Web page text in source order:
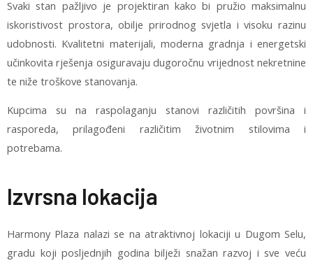
Svaki stan pažljivo je projektiran kako bi pružio maksimalnu
iskoristivost prostora, obilje prirodnog svjetla i visoku razinu
udobnosti. Kvalitetni materijali, moderna gradnja i energetski
učinkovita rješenja osiguravaju dugoročnu vrijednost nekretnine
te niže troškove stanovanja.
Kupcima su na raspolaganju stanovi različitih površina i
rasporeda, prilagođeni različitim životnim stilovima i
potrebama.
Izvrsna lokacija
Harmony Plaza nalazi se na atraktivnoj lokaciji u Dugom Selu,
gradu koji posljednjih godina bilježi snažan razvoj i sve veću